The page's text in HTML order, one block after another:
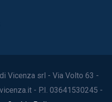
Vicenza srl - Via Volto 63 -
- P.I. 03641530245 -